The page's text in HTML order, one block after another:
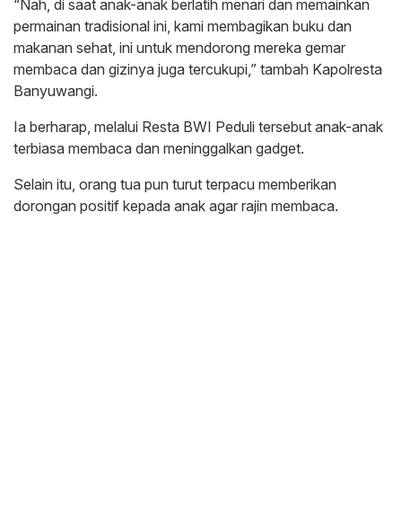
“Nah, di saat anak-anak berlatih menari dan memainkan
permainan tradisional ini, kami membagikan buku dan
makanan sehat, ini untuk mendorong mereka gemar
membaca dan gizinya juga tercukupi,” tambah Kapolresta
Banyuwangi.
Ia berharap, melalui Resta BWI Peduli tersebut anak-anak
terbiasa membaca dan meninggalkan gadget.
Selain itu, orang tua pun turut terpacu memberikan
dorongan positif kepada anak agar rajin membaca.